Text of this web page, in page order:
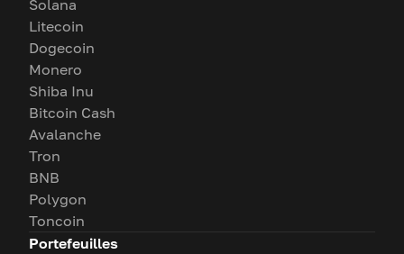
Solana
Litecoin
Dogecoin
Monero
Shiba Inu
Bitcoin Cash
Avalanche
Tron
BNB
Polygon
Toncoin
Portefeuilles